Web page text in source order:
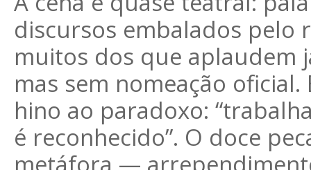
discursos embalados pelo
muitos dos que aplaudem
mas sem nomeação
hino ao paradoxo:
é reconhecido”. O doce